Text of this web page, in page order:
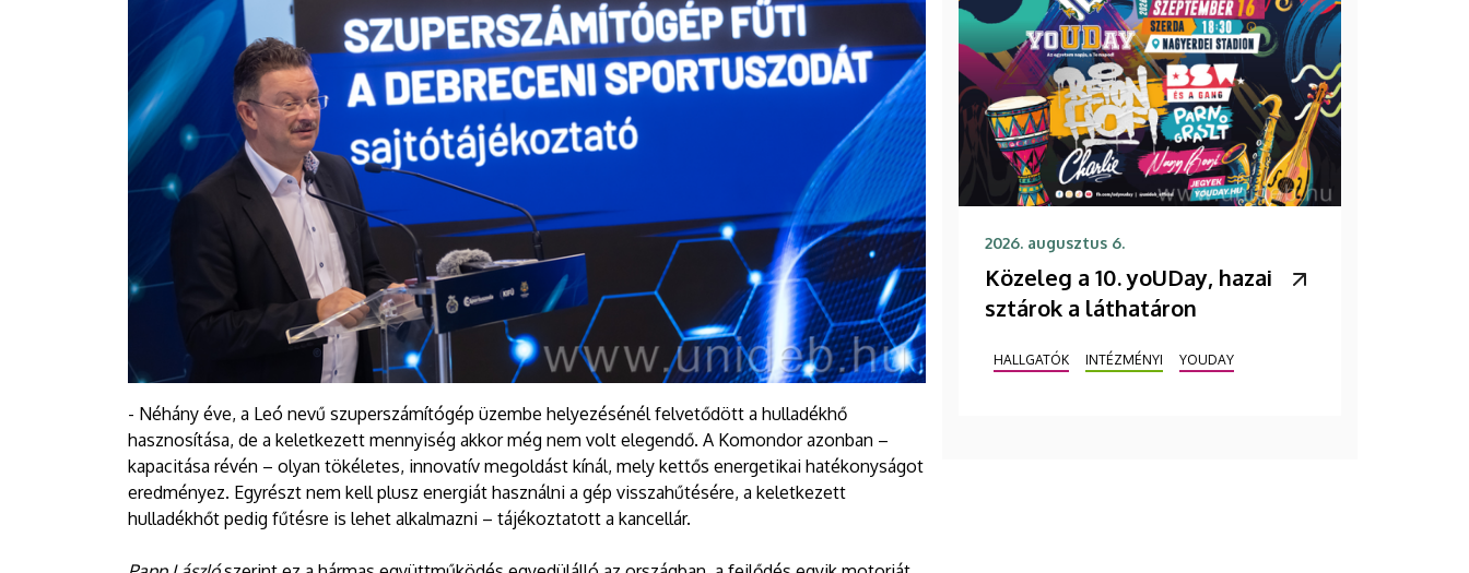
- Néhány éve, a Leó nevű szuperszámítógép üzembe helyezésénél felvetődött a hulladékhő
hasznosítása, de a keletkezett mennyiség akkor még nem volt elegendő. A Komondor azonban –
kapacitása révén – olyan tökéletes, innovatív megoldást kínál, mely kettős energetikai hatékonyságot
eredményez. Egyrészt nem kell plusz energiát használni a gép visszahűtésére, a keletkezett
hulladékhőt pedig fűtésre is lehet alkalmazni – tájékoztatott a kancellár.
2026. augusztus 6.
Közeleg a 10. yoUDay, hazai
sztárok a láthatáron
HALLGATÓK INTÉZMÉNYI YOUDAY